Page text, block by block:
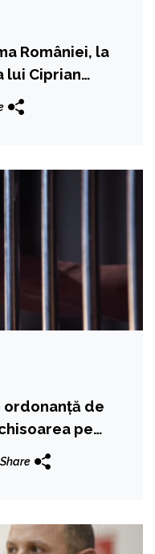
României, la
lui Ciprian
de
pe
Share